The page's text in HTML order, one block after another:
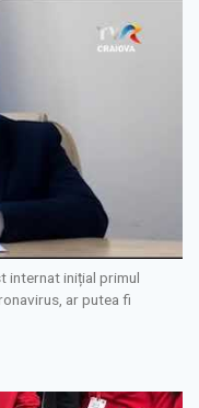
internat inițial primul
ar putea fi